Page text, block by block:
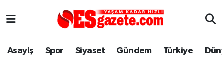
Asayiş Spor Siyaset Gündem Türkiye
Asayiş
Yaşam
Eskişehir Nöbetçi Eczaneler